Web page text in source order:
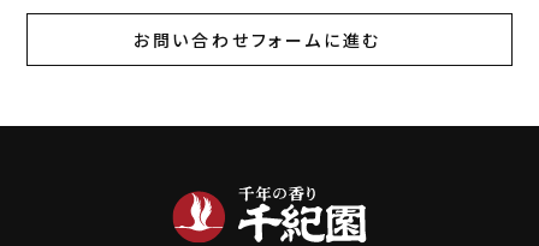
お問い合わせフォームに進む